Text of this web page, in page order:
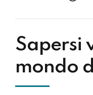
Sapersi
mondo